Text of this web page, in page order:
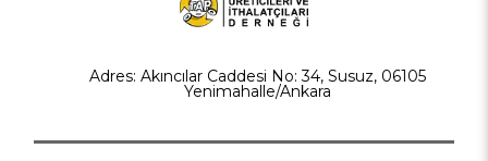
Adres: Akıncılar Caddesi No: 34, Susuz, 06105
Yenimahalle/Ankara